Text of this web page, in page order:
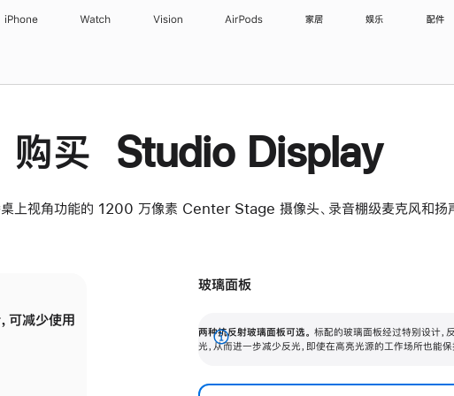
iPhone Watch Vision AirPods 家居 娱乐 配件
购买 Studio Display
上视角功能的 1200 万像素 Center Stage 摄像头、录音棚级麦克风和扬声
可减少使用
有高亮光源的场所使用，也能保持出色画质。
玻璃面板
两种抗反射玻璃面板可选。 标配的玻璃面板经过特别设计，
光，从而进一步减少反光，即使在高亮光源的工作场所也能保
展